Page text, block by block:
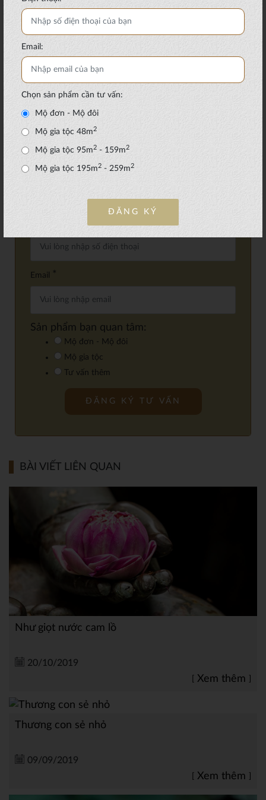
LIÊN HỆ VỚI CHÚNG TÔI ĐỂ ĐƯỢC TƯ
Hotline:
Email: marketing@beegreen.vn
ĐĂNG KÝ THÔNG TIN TƯ VẤN SẢN
PHẨM TẠI SALA GARDEN:
Nội dung gắn dấu (*) yêu cầu bắt buộc
Họ và tên*
Email *
Sản phẩm bạn quan tâm:
Mộ đơn - Mộ đôi
Mộ gia tộc
Tư vấn thêm
BÀI VIẾT LIÊN QUAN
Như giọt nước cam lồ
20/10/2019
Xem thêm
Thương con sẻ nhỏ
09/09/2019
Xem thêm
Email:
Chọn sản phẩm cần tư vấn:
Mộ đơn - Mộ đôi
Mộ gia tộc 48m2
Mộ gia tộc 95m 2 - 159m 2
Mộ gia tộc 195m 2 - 259m 2
ĐĂNG KÝ